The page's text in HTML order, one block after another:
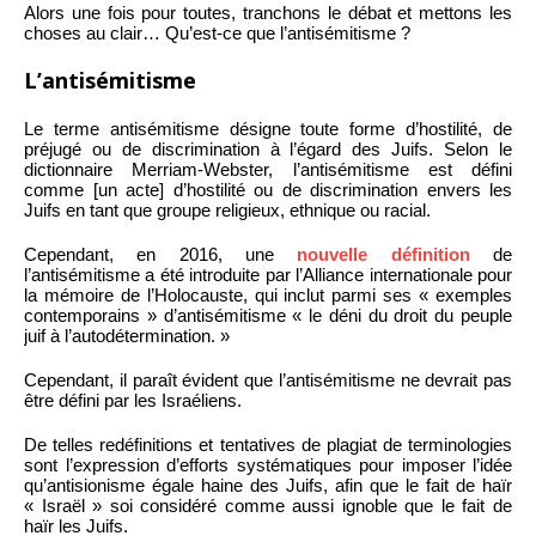
Alors une fois pour toutes, tranchons le débat et mettons les
choses au clair… Qu’est-ce que l’antisémitisme ?
L’antisémitisme
Le terme antisémitisme désigne toute forme d’hostilité, de
préjugé ou de discrimination à l’égard des Juifs. Selon le
dictionnaire Merriam-Webster, l’antisémitisme est défini
comme [un acte] d’hostilité ou de discrimination envers les
Juifs en tant que groupe religieux, ethnique ou racial.
Cependant, en 2016, une nouvelle définitionde
l’antisémitisme a été introduite par l’Alliance internationale pour
la mémoire de l’Holocauste, qui inclut parmi ses « exemples
contemporains » d’antisémitisme « le déni du droit du peuple
juif à l’autodétermination. »
Cependant, il paraît évident que l’antisémitisme ne devrait pas
être défini par les Israéliens.
De telles redéfinitions et tentatives de plagiat de terminologies
sont l’expression d’efforts systématiques pour imposer l’idée
qu’antisionisme égale haine des Juifs, afin que le fait de haïr
« Israël » soi considéré comme aussi ignoble que le fait de
haïr les Juifs.